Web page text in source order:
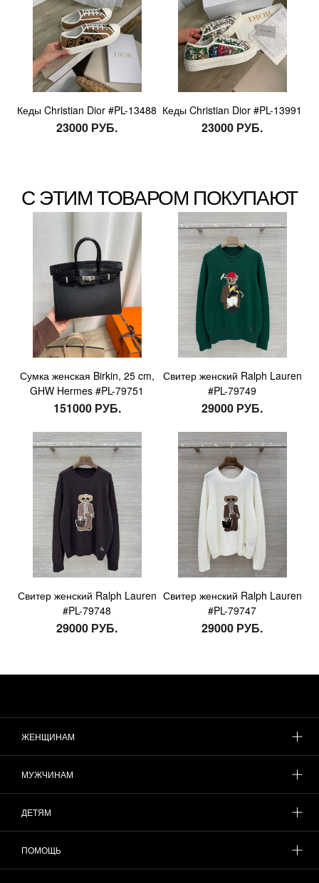
Кеды Christian Dior #PL-13488
23000 РУБ.
Кеды Christian Dior #PL-13991
23000 РУБ.
С ЭТИМ ТОВАРОМ ПОКУПАЮТ
Сумка женская Birkin, 25 cm,
GHW Hermes #PL-79751
151000 РУБ.
Свитер женский Ralph Lauren
#PL-79749
29000 РУБ.
Свитер женский Ralph Lauren
#PL-79748
29000 РУБ.
Свитер женский Ralph Lauren
#PL-79747
29000 РУБ.
ЖЕНЩИНАМ
МУЖЧИНАМ
ДЕТЯМ
ПОМОЩЬ